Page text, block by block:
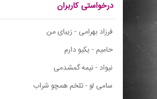
درخواستی کاربران
فرزاد بهرامی - زیبای من
حامیم - یکیو دارم
نیواد - نیمه گمشدمی
سامی لو - تلخم همچو شراب